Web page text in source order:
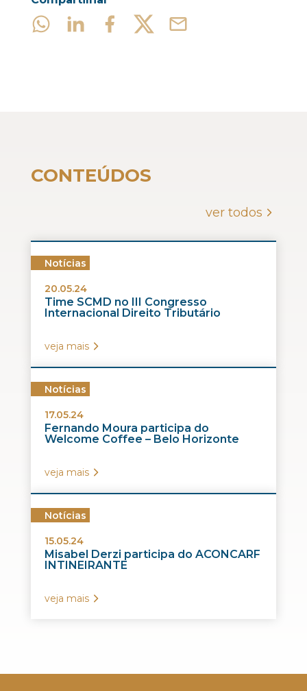
CONTEÚDOS
ver todos
Notícias
20.05.24
Time SCMD no III Congresso
Internacional Direito Tributário
veja mais
Notícias
17.05.24
Fernando Moura participa do
Welcome Coffee – Belo Horizonte
veja mais
Notícias
15.05.24
Misabel Derzi participa do ACONCARF
INTINEIRANTE
veja mais